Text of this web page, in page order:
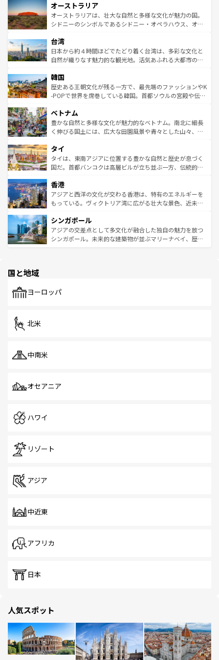
部のニューオーリンズでは、音楽と美食が融合した独特の
文化が魅力。旅行者はアメリカの各地域で異なる魅力を楽
しみながら、その多様性と豊かな歴史を感じることができ
ならではの贅沢な旅のスタイルだ。 なお、新着のアメリカ
情報はコンテンツ一覧を参照してほしい。
ワイ島は見逃せない。また、定番の観光地といえばオアフ
島だが、静かな自然を求めるならマウイ島やカウアイ島が
おすすめ。エメラルドグリーンに輝く海をはじめ、豊かな
れるおもてなしの心で訪れる人々を迎えてくれるハワイの
人々、おいしいローカルフードやハワイアンミュージッ
ク、伝統的なフラダンスなど、すべてがハワイの魅力を彩
ワイを、存分に味わってほしい。 なお、新着のハワイ情報
はコンテンツ一覧を参照してほしい。
オーストラリア
オーストラリアは、壮大な自然と多様な文化が魅力の国。
シドニーのシンボルであるシドニー・オペラハウス、オー
リアリーフや大陸中央部にそびえるウルル（エアーズロッ
ク）、タスマニアの美しい原生林やケアンズの熱帯雨林な
ど、見どころがたくさん。また、カフェやワイン、オージ
いる。アクティビティも充実しており、サーフィンやダイ
ビング、ハイキングなど、アウトドア好きにはたまらな
い。オーストラリアの多彩な魅力を存分に味わいつくそ
参照してほしい。
台湾
日本から約４時間ほどでたどり着く台湾は、多彩な文化と
自然が織りなす魅力的な観光地。活気あふれる大都市の台
ン）、静ひつな山岳地帯である台湾東部など、都市の喧騒
と山間の静けさが共存しており、訪れる人に新しい発見と
驚きをもたらしてくれる。また、奥深い台湾の食文化も魅
容にもいいと評判のスイーツなど、バラエティ豊かな料理
が味わえる。 なお、新着の台湾情報は コンテンツ一覧を参
照してほしい。
韓国
歴史ある王朝文化が残る一方で、最先端のファッションやK
-POPで世界を席巻している韓国。首都ソウルの宮殿や伝統
き、地方に足を延ばせば四季折々の自然美を楽しむことが
できる。そして、キムチや焼肉、絶品のストリートフード
まで、さまざまな韓国料理が待っている。夜には、韓国な
リティに包まれながら、韓国の多彩な魅力を心ゆくまで味
わってみてほしい。 なお、新着の韓国情報はコンテンツ一
覧を参照してほしい。
ベトナム
豊かな自然と多様な文化が魅力的なベトナム。南北に細長
く伸びる国土には、広大な田園風景や青々とした山々、世
急速な発展と共に伝統が息づく。ハノイの古い町並みやホ
ーチミン市のフランス統治時代の建物も、独特の雰囲気を
醸し出している。また、バラエティの豊かさとおいしさで
とつ。フォーやバインミー、ベトナムコーヒーなどは、ぜ
ひ現地で味わいたい。どの地域を訪れてもあたたかい人々
が旅行者を迎えてくれるので、きっと忘れられない旅にな
参照してほしい。
タイ
タイは、東南アジアに位置する豊かな自然と歴史が息づく
国だ。首都バンコクは高層ビルが立ち並ぶ一方、伝統的な
の活気が交差している。北部ではチェンマイなどの山岳地
帯で自然と触れ合い、南部ではプーケットやクラビの美し
いビーチでリゾート気分を楽しむことができる。タイ料理
激する。気候は一年中温暖で、どの季節にも異なる楽しみ
が待っている。親しみやすいタイの人々、仏教を中心とし
た文化、そして多様な観光資源が、訪れる旅人を魅了し続
香港
アジアと西洋の文化が交わる香港は、特有のエネルギーを
もっている。ヴィクトリア湾に広がる壮大な景色、近未来
み、どこを訪れても感動するはず。観光スポットが密集し
ており、効率よく見どころを回れるのも魅力。息をのむよ
うな絶景から文化的な体験まで、香港を存分に楽しみ尽く
シンガポール
アジアの交差点として多文化が融合した独自の魅力を放つ
シンガポール。未来的な建築物が並ぶマリーナベイ、歴史
で、ホーカーズは地元の風情を楽しめる外せないスポット
国と地域
ヨーロッパ
北米
中南米
オセアニア
ハワイ
リゾート
アジア
中近東
アフリカ
日本
人気スポット